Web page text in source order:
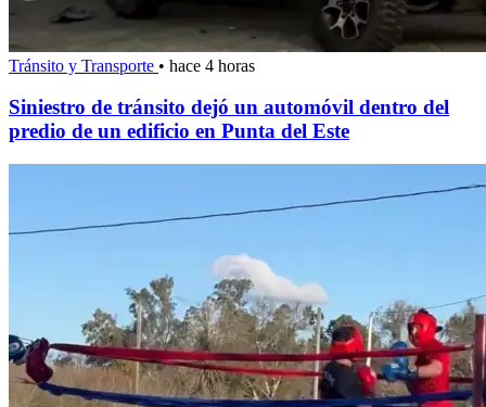
Tránsito y Transporte • hace 4 horas
Siniestro de tránsito dejó un automóvil dentro del
predio de un edificio en Punta del Este